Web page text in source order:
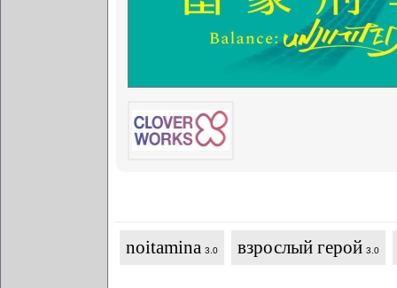
noitamina 3.0 взрослый герой 3.0